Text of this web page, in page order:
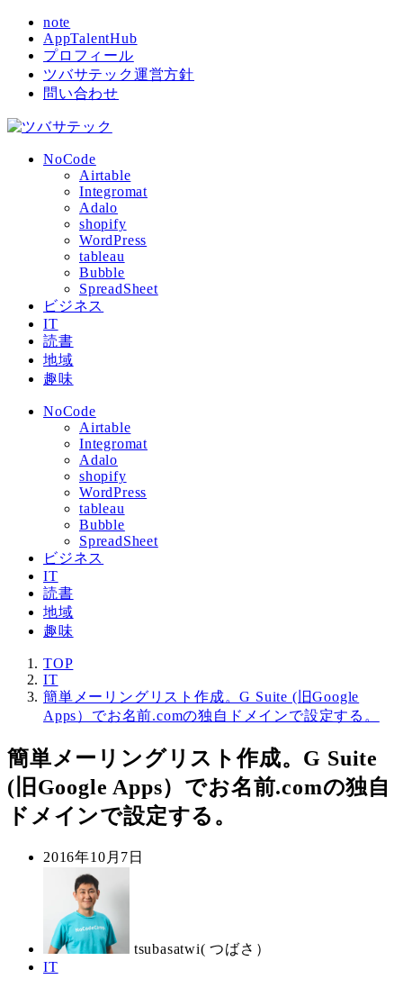
note
AppTalentHub
プロフィール
ツバサテック運営方針
問い合わせ
NoCode
Airtable
Integromat
Adalo
shopify
WordPress
tableau
Bubble
SpreadSheet
ビジネス
IT
読書
地域
趣味
NoCode
Airtable
Integromat
Adalo
shopify
WordPress
tableau
Bubble
SpreadSheet
ビジネス
IT
読書
地域
趣味
TOP
IT
簡単メーリングリスト作成。G Suite (旧Google
Apps）でお名前.comの独自ドメインで設定する。
簡単メーリングリスト作成。G Suite
(旧Google Apps）でお名前.comの独自
ドメインで設定する。
投
2016年10月7日
tsubasatwi( つばさ）
カ
IT